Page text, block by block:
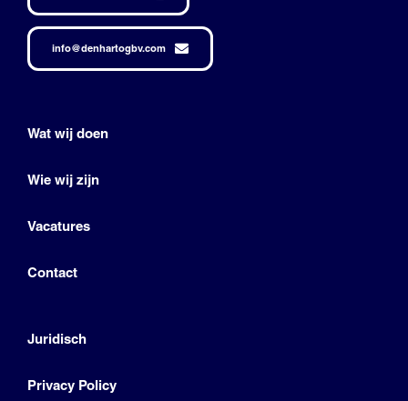
info@denhartogbv.com
Wat wij doen
Wie wij zijn
Vacatures
Contact
Juridisch
Privacy Policy